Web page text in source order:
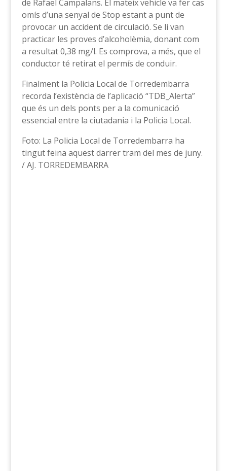
de Rafael Campalans. El mateix vehicle va fer cas
omís d’una senyal de Stop estant a punt de
provocar un accident de circulació. Se li van
practicar les proves d’alcoholèmia, donant com
a resultat 0,38 mg/l. Es comprova, a més, que el
conductor té retirat el permís de conduir.
Finalment la Policia Local de Torredembarra
recorda l’existència de l’aplicació “TDB_Alerta”
que és un dels ponts per a la comunicació
essencial entre la ciutadania i la Policia Local.
Foto: La Policia Local de Torredembarra ha
tingut feina aquest darrer tram del mes de juny.
/ AJ. TORREDEMBARRA